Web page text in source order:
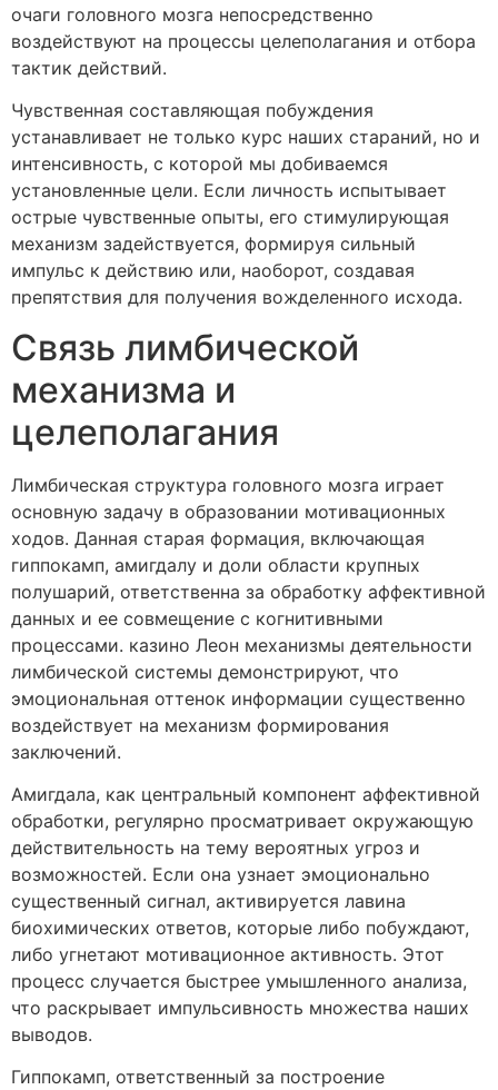
очаги головного мозга непосредственно
воздействуют на процессы целеполагания и отбора
тактик действий.
Чувственная составляющая побуждения
устанавливает не только курс наших стараний, но и
интенсивность, с которой мы добиваемся
установленные цели. Если личность испытывает
острые чувственные опыты, его стимулирующая
механизм задействуется, формируя сильный
импульс к действию или, наоборот, создавая
препятствия для получения вожделенного исхода.
Связь лимбической
механизма и
целеполагания
Лимбическая структура головного мозга играет
основную задачу в образовании мотивационных
ходов. Данная старая формация, включающая
гиппокамп, амигдалу и доли области крупных
полушарий, ответственна за обработку аффективной
данных и ее совмещение с когнитивными
процессами. казино Леон механизмы деятельности
лимбической системы демонстрируют, что
эмоциональная оттенок информации существенно
воздействует на механизм формирования
заключений.
Амигдала, как центральный компонент аффективной
обработки, регулярно просматривает окружающую
действительность на тему вероятных угроз и
возможностей. Если она узнает эмоционально
существенный сигнал, активируется лавина
биохимических ответов, которые либо побуждают,
либо угнетают мотивационное активность. Этот
процесс случается быстрее умышленного анализа,
что раскрывает импульсивность множества наших
выводов.
Гиппокамп, ответственный за построение